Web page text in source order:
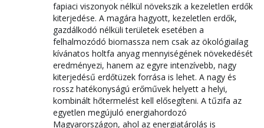
fapiaci viszonyok nélkül növekszik a kezeletlen erdők
kiterjedése. A magára hagyott, kezeletlen erdők,
gazdálkodó nélküli területek esetében a
felhalmozódó biomassza nem csak az ökológiailag
kívánatos holtfa anyag mennyiségének növekedését
eredményezi, hanem az egyre intenzívebb, nagy
kiterjedésű erdőtüzek forrása is lehet. A nagy és
rossz hatékonyságú erőművek helyett a helyi,
kombinált hőtermelést kell elősegíteni. A tűzifa az
egyetlen megújuló energiahordozó
Magyarországon, ahol az energiatárolás is